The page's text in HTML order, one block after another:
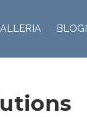
BLOGI